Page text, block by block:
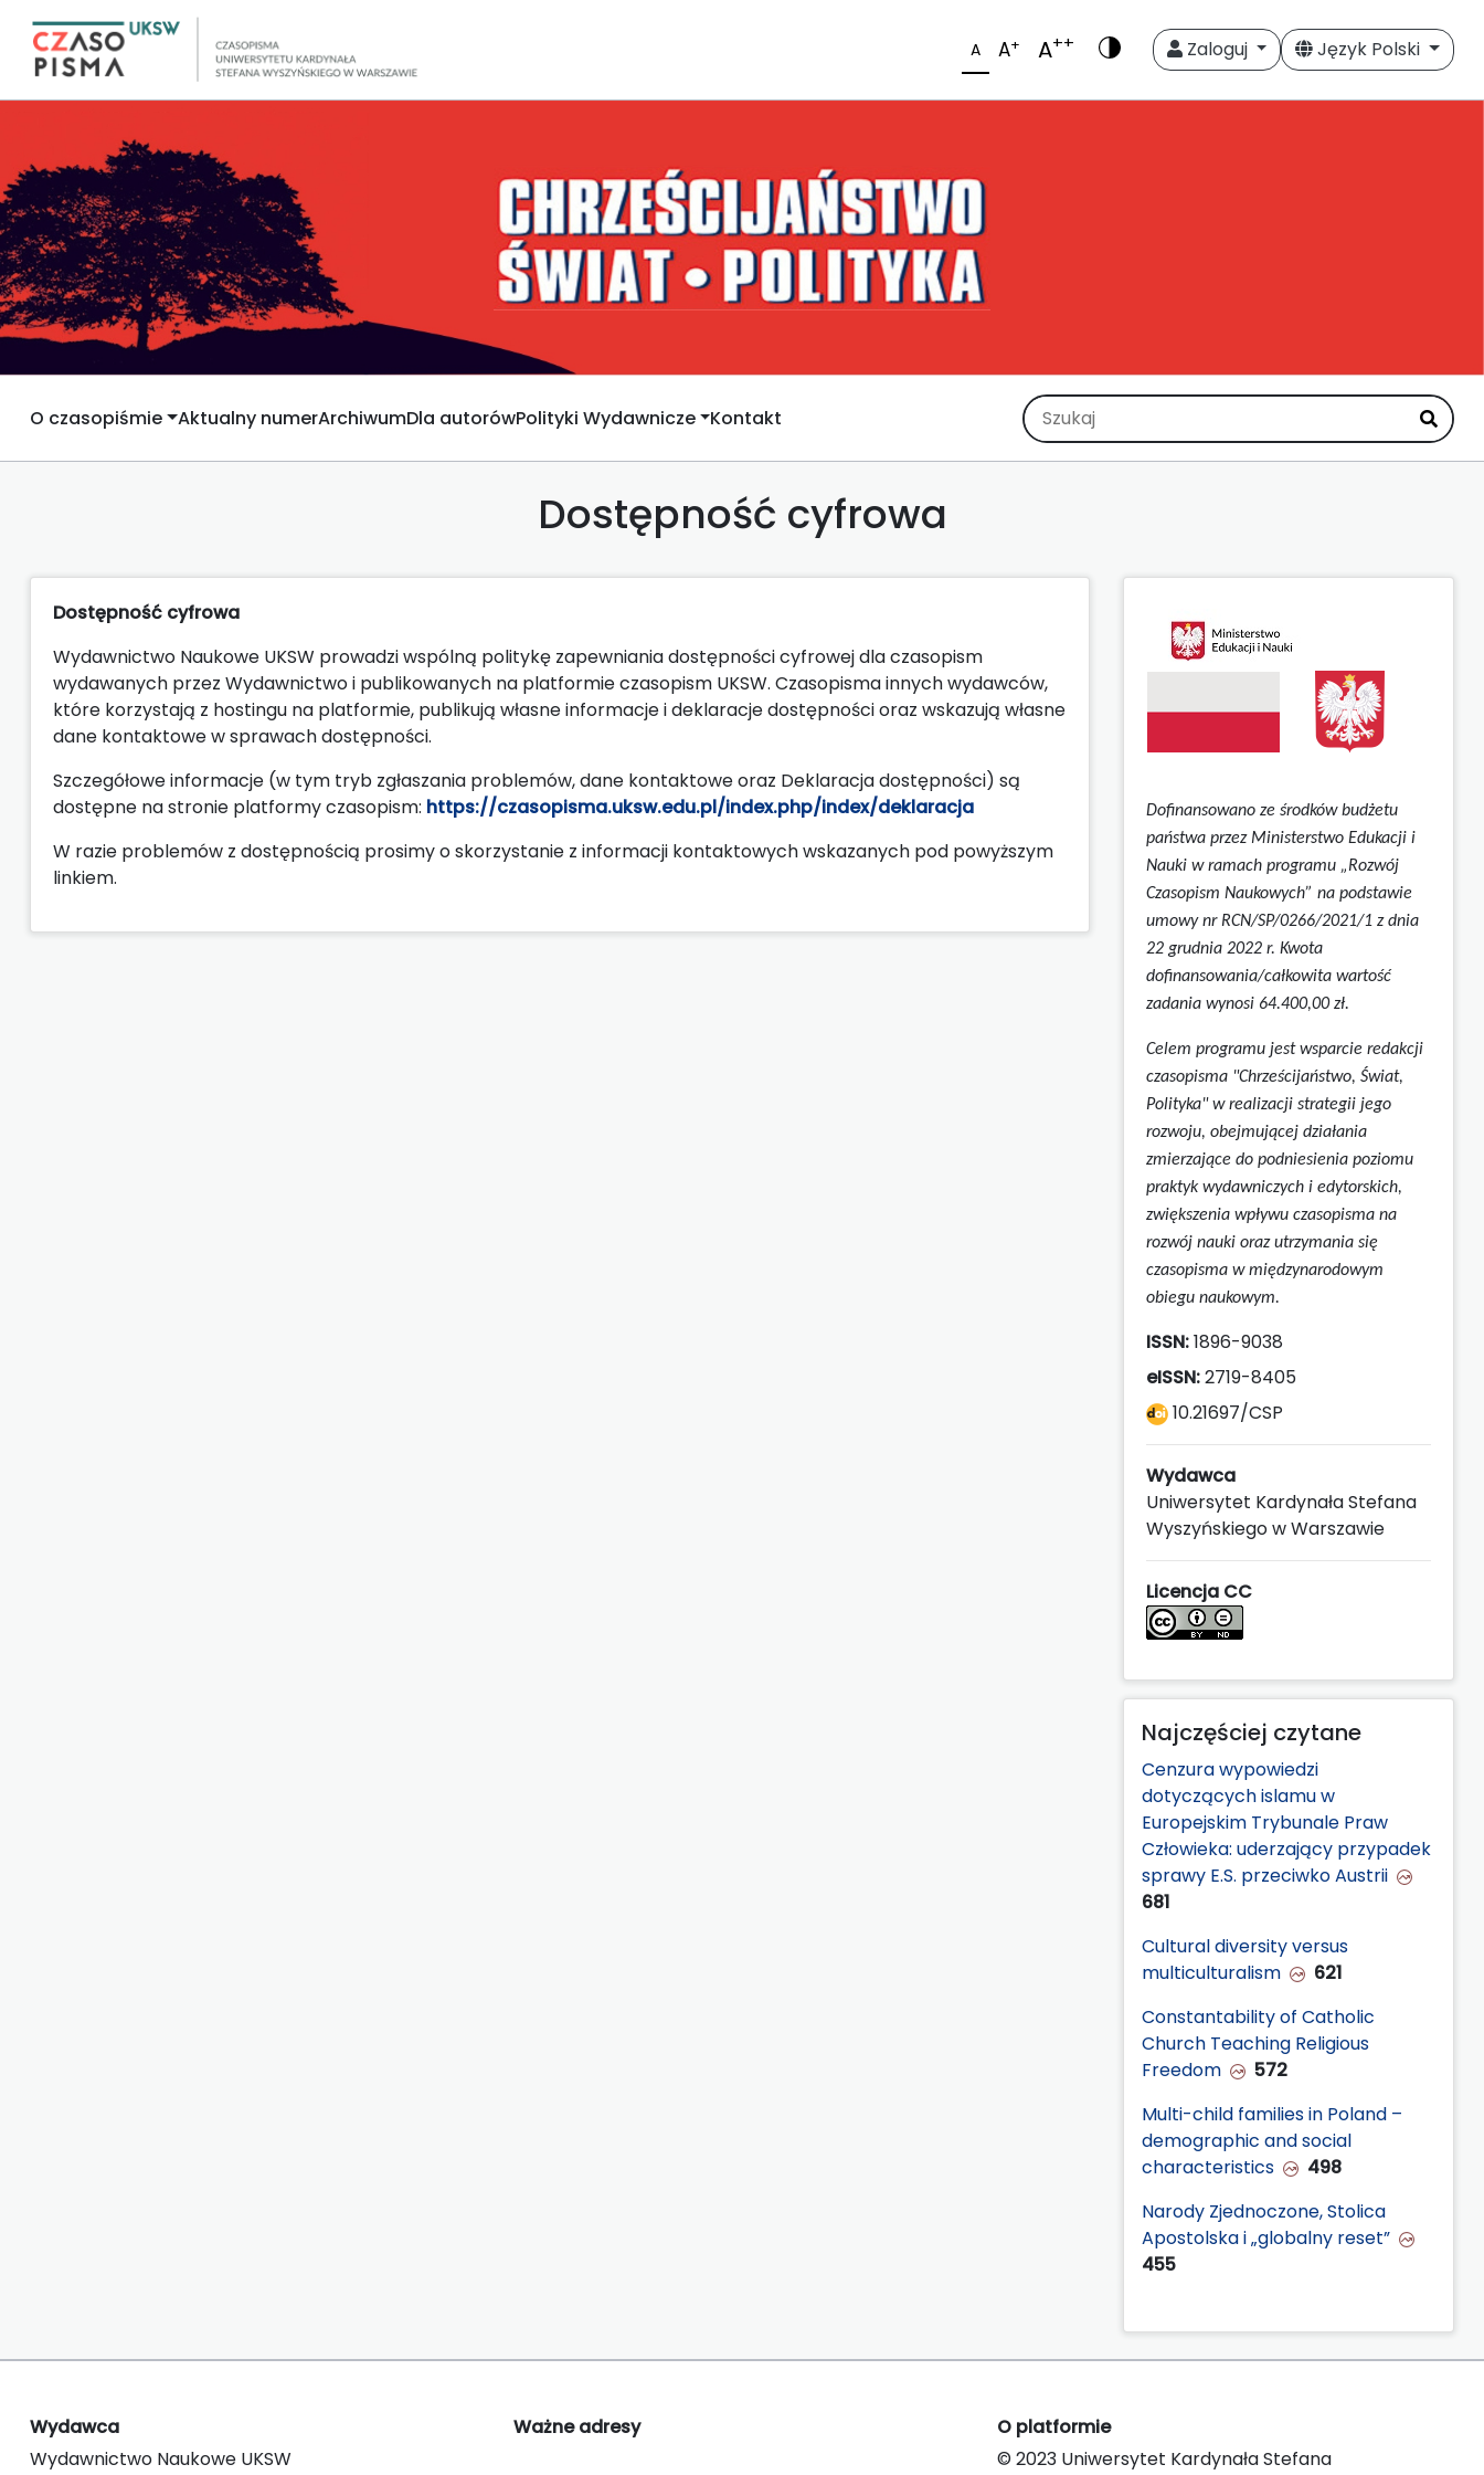
A A+ A++ Zaloguj Język Polski
O czasopiśmie Aktualny numerArchiwumDla autorówPolityki Wydawnicze Kontakt
Dostępność cyfrowa
Dostępność cyfrowa
Wydawnictwo Naukowe UKSW prowadzi wspólną politykę zapewniania dostępności cyfrowej dla czasopism
wydawanych przez Wydawnictwo i publikowanych na platformie czasopism UKSW. Czasopisma innych wydawców,
które korzystają z hostingu na platformie, publikują własne informacje i deklaracje dostępności oraz wskazują własne
dane kontaktowe w sprawach dostępności.
Szczegółowe informacje (w tym tryb zgłaszania problemów, dane kontaktowe oraz Deklaracja dostępności) są
dostępne na stronie platformy czasopism: https://czasopisma.uksw.edu.pl/index.php/index/deklaracja
W razie problemów z dostępnością prosimy o skorzystanie z informacji kontaktowych wskazanych pod powyższym
linkiem.
Dofinansowano ze środków budżetu
państwa przez Ministerstwo Edukacji i
Nauki w ramach programu „Rozwój
Czasopism Naukowych” na podstawie
umowynr RCN/SP/0266/2021/1 z dnia
22 grudnia 2022 r. Kwota
dofinansowania/całkowita wartość
zadania wynosi 64.400,00 zł.
Celem programu jest wsparcie redakcji
czasopisma "Chrześcijaństwo, Świat,
Polityka" w realizacji strategii jego
rozwoju, obejmującej działania
zmierzające do podniesienia poziomu
praktyk wydawniczych i edytorskich,
zwiększenia wpływu czasopisma na
rozwój nauki oraz utrzymania się
czasopisma w międzynarodowym
obiegu naukowym.
ISSN:1896-9038
eISSN:2719-8405
10.21697/CSP
Wydawca
Uniwersytet Kardynała Stefana
Wyszyńskiego w Warszawie
Licencja CC
Najczęściej czytane
Cenzura wypowiedzi
dotyczących islamu w
Europejskim Trybunale Praw
Człowieka: uderzający przypadek
sprawy E.S. przeciwko Austrii
681
Cultural diversity versus
multiculturalism
621
Constantability of Catholic
Church Teaching Religious
Freedom
572
Multi-child families in Poland –
demographic and social
characteristics
498
Narody Zjednoczone, Stolica
Apostolska i „globalny reset”
455
Wydawca
Wydawnictwo Naukowe UKSW
Ważne adresy
O platformie
© 2023 Uniwersytet Kardynała Stefana